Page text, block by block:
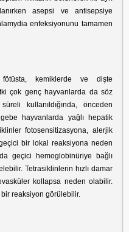
asepsi ve antisepsiye
enfeksiyonunu tamamen
kemiklerde ve dişte
çok genç hayvanlarda da söz
kullanıldığında, önceden
hayvanlarda yağlı hepatik
fotosensitizasyona, alerjik
bir lokal reaksiyona neden
geçici hemoglobinüriye bağlı
Tetrasiklinlerin hızlı damar
kollapsa neden olabilir.
reaksiyon görülebilir.